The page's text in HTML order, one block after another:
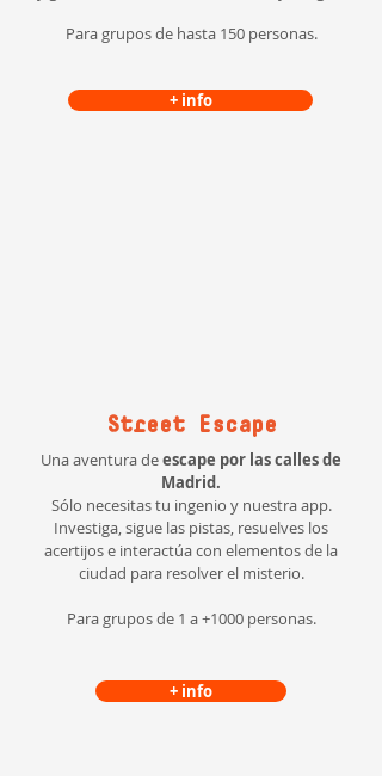
Para grupos de hasta 150 personas.
+ info
Street Escape
Una aventura deescape por las calles de
Madrid.
Sólo necesitas tu ingenio y nuestra app.
Investiga, sigue las pistas, resuelves los
acertijos e interactúa con elementos de la
ciudad para resolver el misterio.
Para grupos de 1 a +1000 personas.
+ info